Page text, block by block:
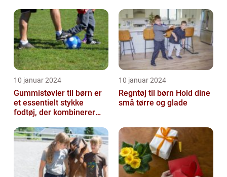
rolle i at holde vor...
10 januar 2024
Gummistøvler til børn er
et essentielt stykke
fodtøj, der kombinerer
stil...
10 januar 2024
Regntøj til børn Hold dine
små tørre og glade